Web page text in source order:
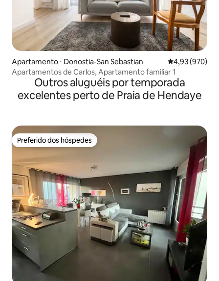
Apartamento ⋅ Donostia-San Sebastian 4,93 de uma
4,93 (970)
Apartamentos de Carlos, Apartamento familiar 1
Outros aluguéis por temporada
excelentes perto de Praia de Hendaye
Preferido dos hóspedes
Preferido dos hóspedes